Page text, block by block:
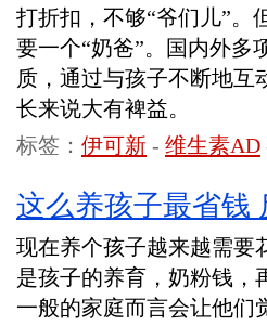
打折扣，不够“爷们儿”。
要一个“奶爸”。国内外多
质，通过与孩子不断地互
长来说大有裨益。
标签： 伊可新 - 维生素AD
这么养孩子最省钱
现在养个孩子越来越需要
是孩子的养育，奶粉钱，
一般的家庭而言会让他们